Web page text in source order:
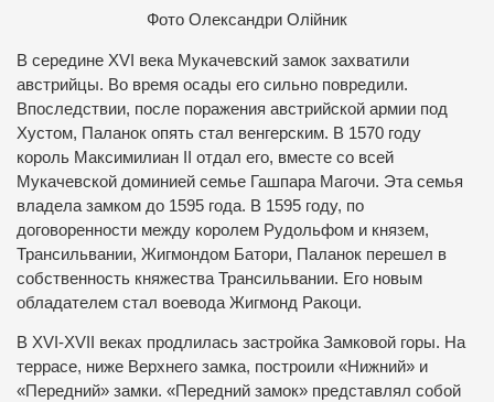
Фото Олександри Олійник
В середине XVI века Мукачевский замок захватили
австрийцы. Во время осады его сильно повредили.
Впоследствии, после поражения австрийской армии под
Хустом, Паланок опять стал венгерским. В 1570 году
король Максимилиан ІІ отдал его, вместе со всей
Мукачевской доминией семье Гашпара Магочи. Эта семья
владела замком до 1595 года. В 1595 году, по
договоренности между королем Рудольфом и князем,
Трансильвании, Жигмондом Батори, Паланок перешел в
собственность княжества Трансильвании. Его новым
обладателем стал воевода Жигмонд Ракоци.
В XVI-XVII веках продлилась застройка Замковой горы. На
террасе, ниже Верхнего замка, построили «Нижний» и
«Передний» замки. «Передний замок» представлял собой